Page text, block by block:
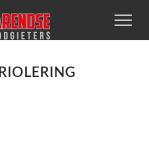
RIOLERING